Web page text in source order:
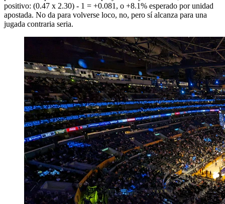
positivo: (0.47 x 2.30) - 1 = +0.081, o +8.1% esperado por unidad
apostada. No da para volverse loco, no, pero sí alcanza para una
jugada contraria seria.